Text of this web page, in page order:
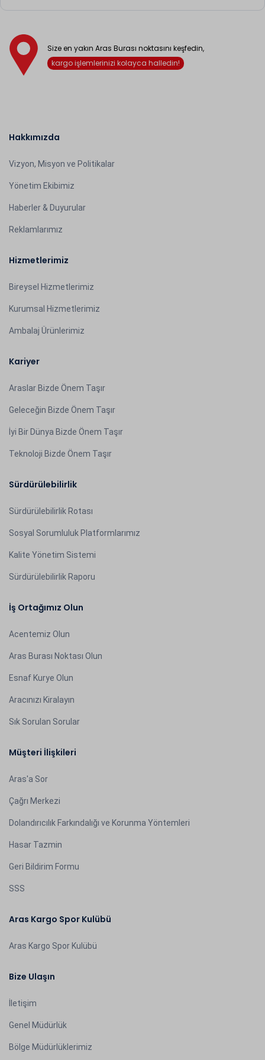
Size en yakın Aras Burası noktasını keşfedin,
kargo işlemlerinizi kolayca halledin!
Hakkımızda
Vizyon, Misyon ve Politikalar
Yönetim Ekibimiz
Haberler & Duyurular
Reklamlarımız
Hizmetlerimiz
Bireysel Hizmetlerimiz
Kurumsal Hizmetlerimiz
Ambalaj Ürünlerimiz
Kariyer
Araslar Bizde Önem Taşır
Geleceğin Bizde Önem Taşır
İyi Bir Dünya Bizde Önem Taşır
Teknoloji Bizde Önem Taşır
Sürdürülebilirlik
Sürdürülebilirlik Rotası
Sosyal Sorumluluk Platformlarımız
Kalite Yönetim Sistemi
Sürdürülebilirlik Raporu
İş Ortağımız Olun
Acentemiz Olun
Aras Burası Noktası Olun
Esnaf Kurye Olun
Aracınızı Kiralayın
Sık Sorulan Sorular
Müşteri İlişkileri
Aras'a Sor
Çağrı Merkezi
Dolandırıcılık Farkındalığı ve Korunma Yöntemleri
Hasar Tazmin
Geri Bildirim Formu
SSS
Aras Kargo Spor Kulübü
Aras Kargo Spor Kulübü
Bize Ulaşın
İletişim
Genel Müdürlük
Bölge Müdürlüklerimiz